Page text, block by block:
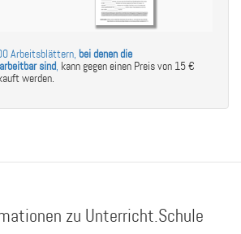
Arbeitsblättern, bei denen die
sind, kann gegen einen Preis von 15 €
werden.
zu Unterricht.Schule